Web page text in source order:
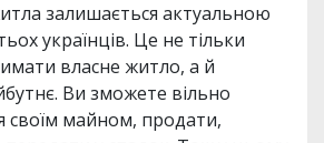
залишається актуальною
українців. Це не тільки
власне житло, а й
Ви зможете вільно
своїм майном, продати,